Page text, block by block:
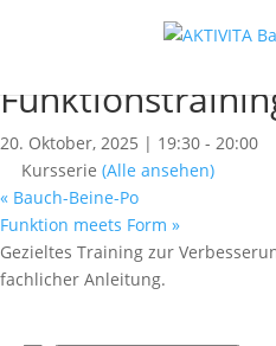
20. Oktober, 2025 | 19:30 - 20:00
Kursserie (Alle ansehen)
« Bauch-Beine-Po
Funktion meets Form »
Gezieltes Training zur
fachlicher Anleitung.